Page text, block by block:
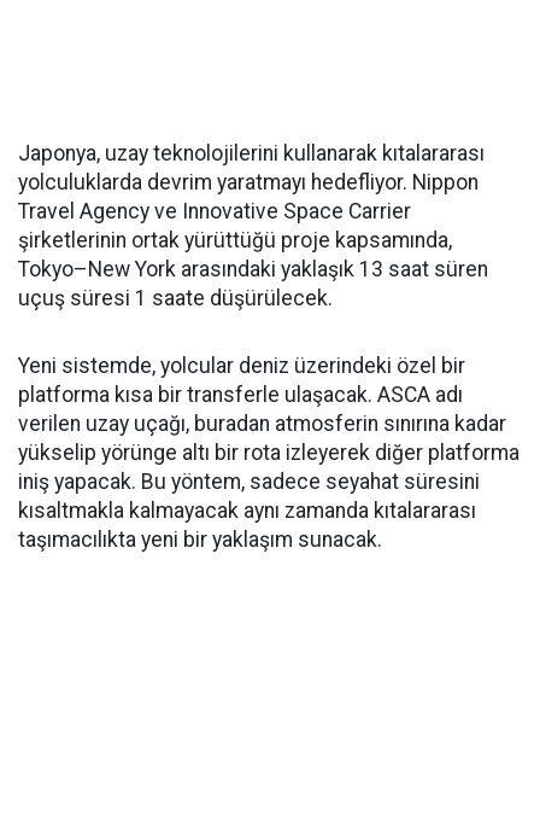
Japonya, uzay teknolojilerini kullanarak kıtalararası
yolculuklarda devrim yaratmayı hedefliyor. Nippon
Travel Agency ve Innovative Space Carrier
şirketlerinin ortak yürüttüğü proje kapsamında,
Tokyo–New York arasındaki yaklaşık 13 saat süren
uçuş süresi 1 saate düşürülecek.
Yeni sistemde, yolcular deniz üzerindeki özel bir
platforma kısa bir transferle ulaşacak. ASCA adı
verilen uzay uçağı, buradan atmosferin sınırına kadar
yükselip yörünge altı bir rota izleyerek diğer platforma
iniş yapacak. Bu yöntem, sadece seyahat süresini
kısaltmakla kalmayacak aynı zamanda kıtalararası
taşımacılıkta yeni bir yaklaşım sunacak.